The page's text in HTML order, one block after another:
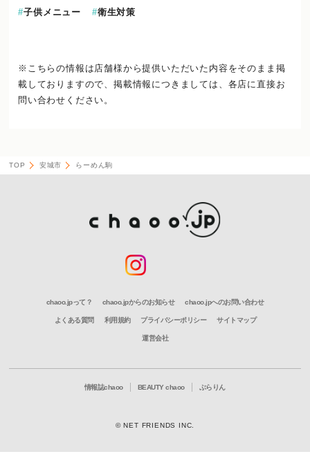
子供メニュー
衛生対策
※こちらの情報は店舗様から提供いただいた内容をそのまま掲
載しておりますので、掲載情報につきましては、各店に直接お
問い合わせください。
TOP 安城市 らーめん駒
chaoo.jpって？ chaoo.jpからのお知らせ chaoo.jpへのお問い合わせ
よくある質問 利用規約 プライバシーポリシー サイトマップ
運営会社
情報誌chaoo BEAUTY chaoo ぶらりん
© NET FRIENDS INC.